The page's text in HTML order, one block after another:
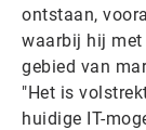
ontstaan,
waarbij hij
gebied van
"Het is
huidige IT-